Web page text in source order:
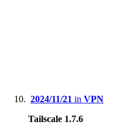
2024/11/21 in VPN
Tailscale 1.7.6